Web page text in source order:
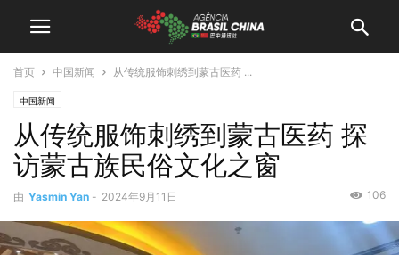
首页 中国新闻 从传统服饰刺绣到蒙古医药 ...
中国新闻
从传统服饰刺绣到蒙古医药 探
访蒙古族民俗文化之窗
由 Yasmin Yan - 2024年9月11日 106